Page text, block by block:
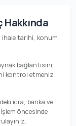
ihale tarihi, konum
bağlantısını,
kontrol etmeniz
icra, banka ve
öncesinde